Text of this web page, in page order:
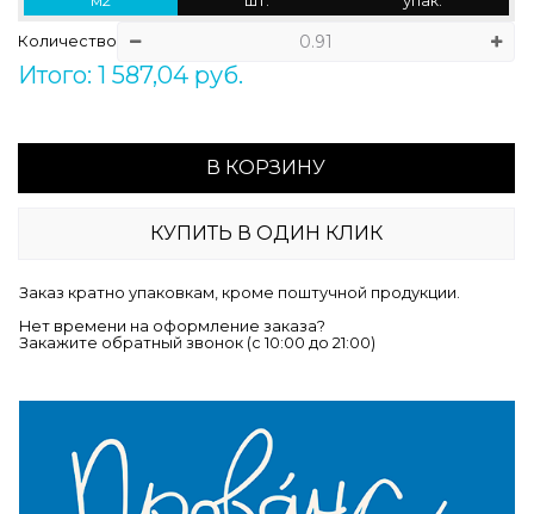
Количество
Итого: 1 587,04 руб.
В КОРЗИНУ
КУПИТЬ В ОДИН КЛИК
Заказ кратно упаковкам, кроме поштучной продукции.
Нет времени на оформление заказа?
Закажите обратный звонок (c 10:00 до 21:00)